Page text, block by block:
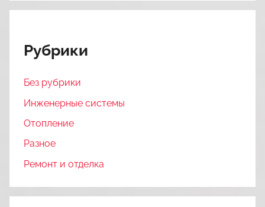
Рубрики
Без рубрики
Инженерные системы
Отопление
Разное
Ремонт и отделка